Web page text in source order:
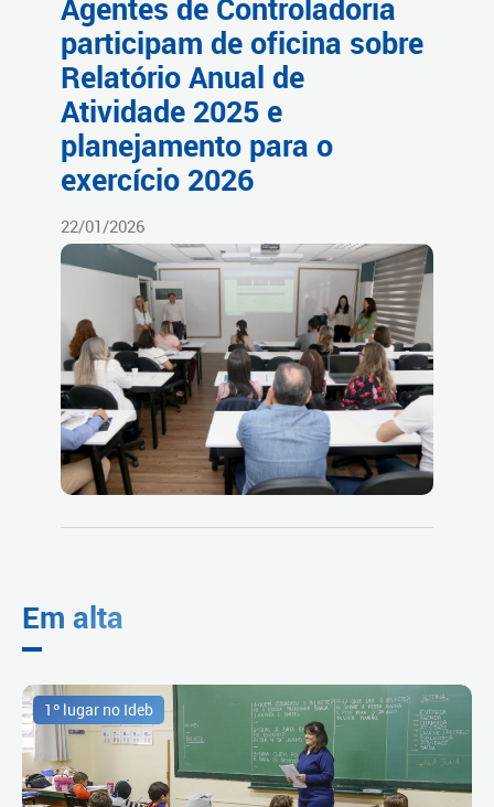
Agentes de Controladoria
participam de oficina sobre
Relatório Anual de
Atividade 2025 e
planejamento para o
exercício 2026
22/01/2026
Em alta
1º lugar no Ideb